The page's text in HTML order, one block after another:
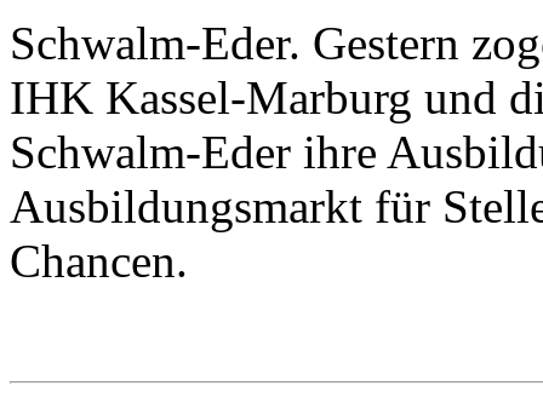
Schwalm-Eder. Gestern
IHK Kassel-Marburg und
Schwalm-Eder ihre
Ausbildungsmarkt für
Chancen.